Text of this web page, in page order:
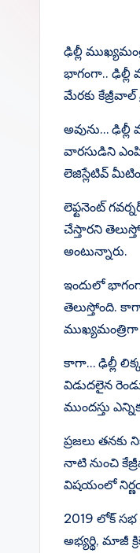
y
Li
n
k
e
b
o
o
k
ఢిల్లీ
భాగంగా.. ఢిల్లీ
మేరకు
అవును…
వారసుడిని
లెజిస్లేటివ్
లెఫ్టనెంట్
చేస్తారని
అంటున్నారు.
ఇందులో
తెలుస్తోంది.
కాగా… ఢిల్లీ
విడుదలైన
ముందస్తు
ప్రజలు
నాటి నుంచి
విషయంలో
2019 లోక్
అభ్యర్థి, మాజీ